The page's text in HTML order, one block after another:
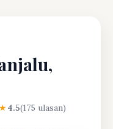
4.5(175 ulasan)